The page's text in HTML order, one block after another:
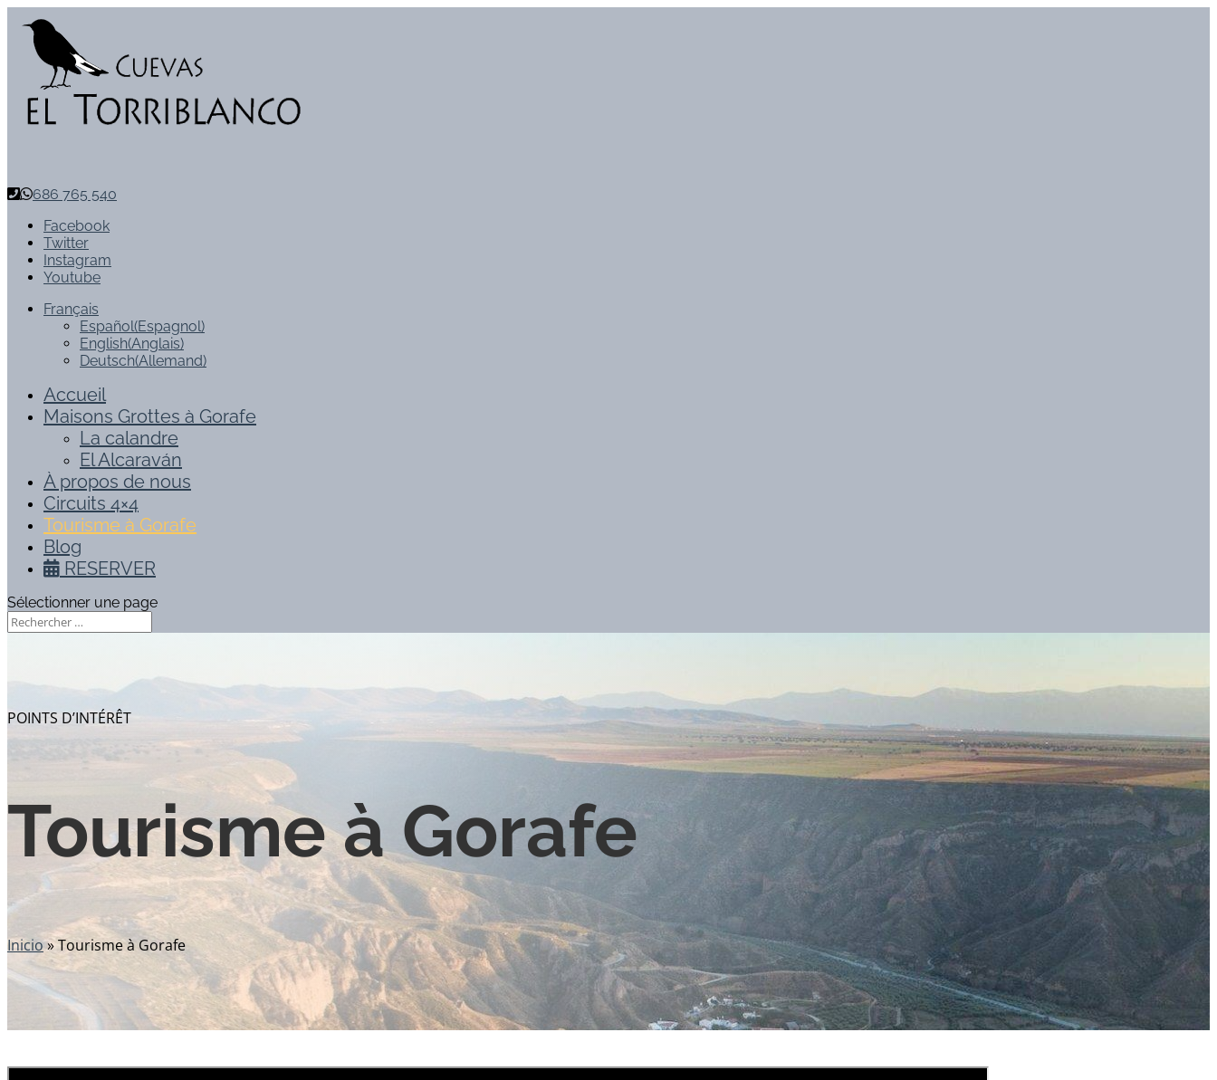
686 765 540
Facebook
Twitter
Instagram
Youtube
Français
Español(Espagnol)
English(Anglais)
Deutsch(Allemand)
Accueil
Maisons Grottes à Gorafe
La calandre
El Alcaraván
À propos de nous
Circuits 4×4
Tourisme à Gorafe
Blog
RESERVER
Sélectionner une page
POINTS D’INTÉRÊT
Tourisme à Gorafe
Inicio»Tourisme à Gorafe